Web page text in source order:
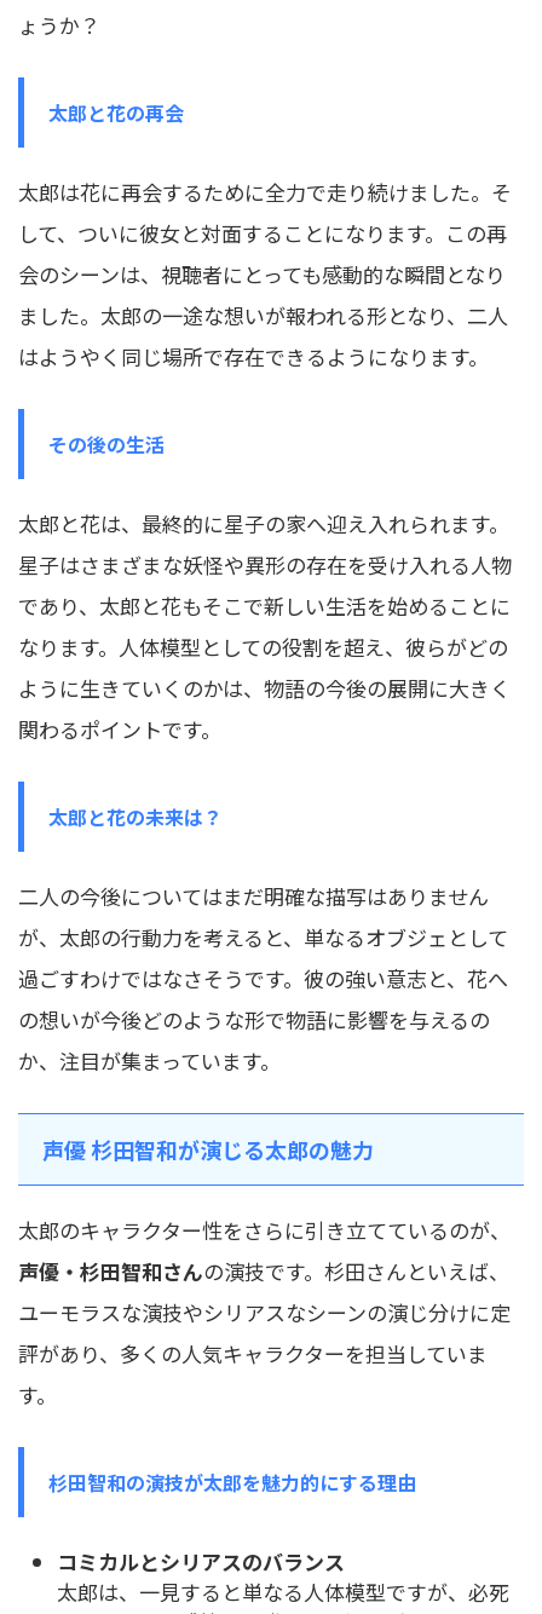
ょうか？
太郎と花の再会
太郎は花に再会するために全力で走り続けました。そ
して、ついに彼女と対面することになります。この再
会のシーンは、視聴者にとっても感動的な瞬間となり
ました。太郎の一途な想いが報われる形となり、二人
はようやく同じ場所で存在できるようになります。
その後の生活
太郎と花は、最終的に星子の家へ迎え入れられます。
星子はさまざまな妖怪や異形の存在を受け入れる人物
であり、太郎と花もそこで新しい生活を始めることに
なります。人体模型としての役割を超え、彼らがどの
ように生きていくのかは、物語の今後の展開に大きく
関わるポイントです。
太郎と花の未来は？
二人の今後についてはまだ明確な描写はありません
が、太郎の行動力を考えると、単なるオブジェとして
過ごすわけではなさそうです。彼の強い意志と、花へ
の想いが今後どのような形で物語に影響を与えるの
か、注目が集まっています。
声優 杉田智和が演じる太郎の魅力
太郎のキャラクター性をさらに引き立てているのが、
声優・杉田智和さんの演技です。杉田さんといえば、
ユーモラスな演技やシリアスなシーンの演じ分けに定
評があり、多くの人気キャラクターを担当していま
す。
杉田智和の演技が太郎を魅力的にする理由
コミカルとシリアスのバランス
太郎は、一見すると単なる人体模型ですが、必死